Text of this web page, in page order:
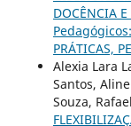
DOCÊNCIA E
PRÁTICAS,
Alexia Lara
Santos,
Souza,